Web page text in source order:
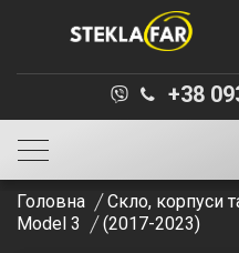
+38
Головна Скло, корпуси
Model 3
(2017-2023)